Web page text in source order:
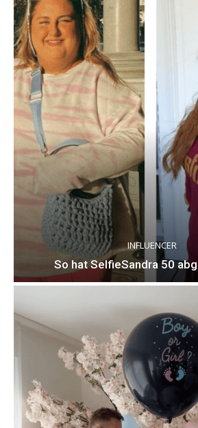
INFLUENCER
So hat SelfieSandra 50